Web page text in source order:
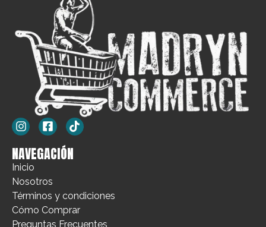
NAVEGACIÓN
Inicio
Nosotros
Términos y condiciones
Cómo Comprar
Preguntas Frecuentes